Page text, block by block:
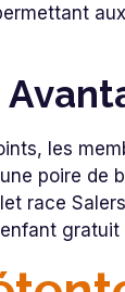
les
poire
race